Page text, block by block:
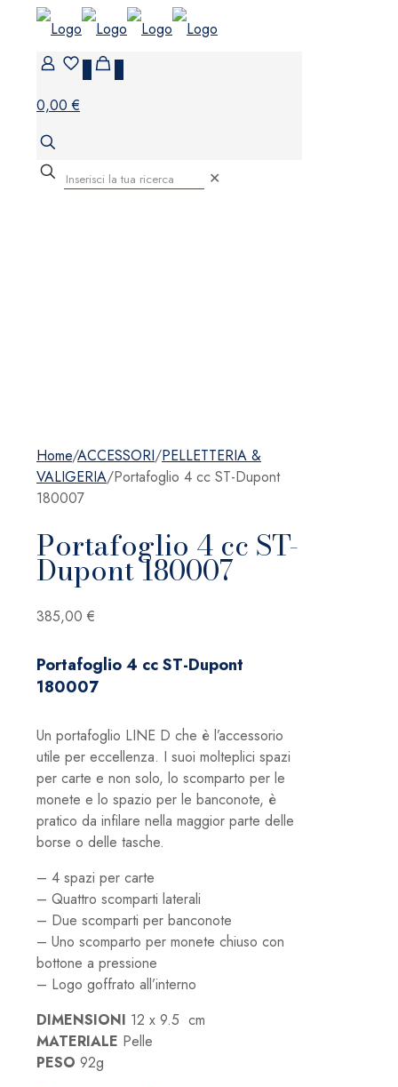
0,00 €
✕
Home/ACCESSORI/PELLETTERIA &
VALIGERIA/Portafoglio 4 cc ST-Dupont
180007
Portafoglio 4 cc ST-
Dupont 180007
385,00 €
Portafoglio 4 cc ST-Dupont
180007
Un portafoglio LINE D che è l’accessorio
utile per eccellenza. I suoi molteplici spazi
per carte e non solo, lo scomparto per le
monete e lo spazio per le banconote, è
pratico da infilare nella maggior parte delle
borse o delle tasche.
– 4 spazi per carte
– Quattro scomparti laterali
– Due scomparti per banconote
– Uno scomparto per monete chiuso con
bottone a pressione
– Logo goffrato all’interno
DIMENSIONI 12 x 9.5 cm
MATERIALE Pelle
PESO 92g